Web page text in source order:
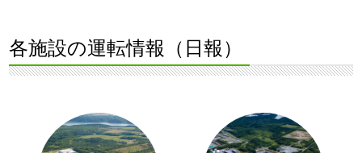
各施設の運転情報（日報）